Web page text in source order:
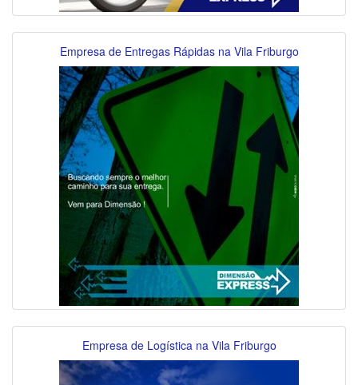
Empresa de Entregas Rápidas na Vila Friburgo
Empresa de Logística na Vila Friburgo